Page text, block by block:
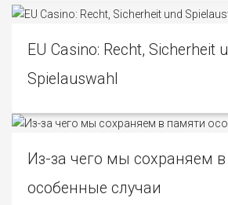
EU Casino: Recht, Sicherheit
Spielauswahl
Из-за чего мы сохраняем
особенные случаи